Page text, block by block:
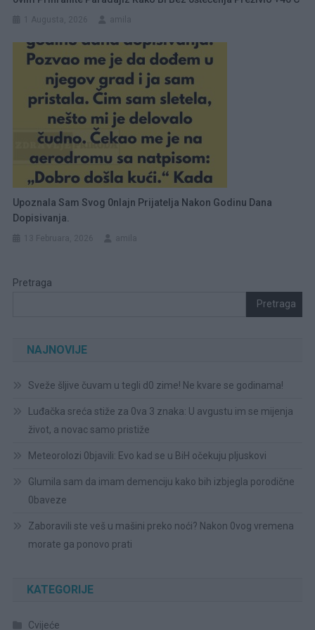
Upoznala Sam Svog 0nlajn Prijatelja Nakon Godinu Dana
Dopisivanja.
Pretraga
Pretraga
NAJNOVIJE
Sveže šljive čuvam u tegli d0 zime! Ne kvare se godinama!
Luđačka sreća stiže za 0va 3 znaka: U avgustu im se mijenja
život, a novac samo pristiže
Meteorolozi 0bjavili: Evo kad se u BiH očekuju pljuskovi
Glumila sam da imam demenciju kako bih izbjegla porodične
0baveze
Zaboravili ste veš u mašini preko noći? Nakon 0vog vremena
morate ga ponovo prati
KATEGORIJE
Cvijeće